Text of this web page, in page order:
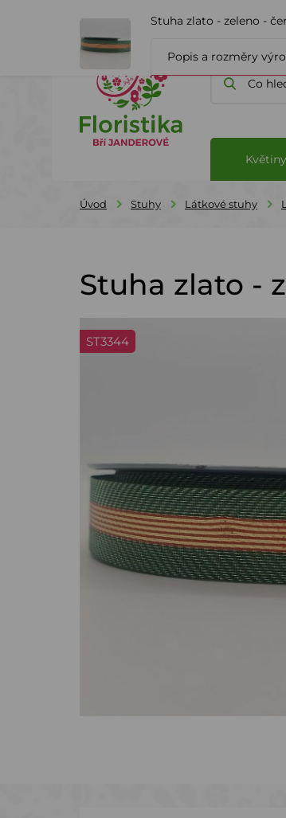
ÚVOD O
Květiny
Úvod Stuhy Látkové stuhy
Stuha zlato -
ST3344
Stuha zlato - zeleno -
Popis a rozměry